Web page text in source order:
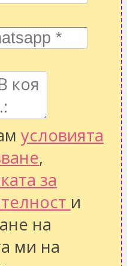
условията
,
за
и
на
ми на